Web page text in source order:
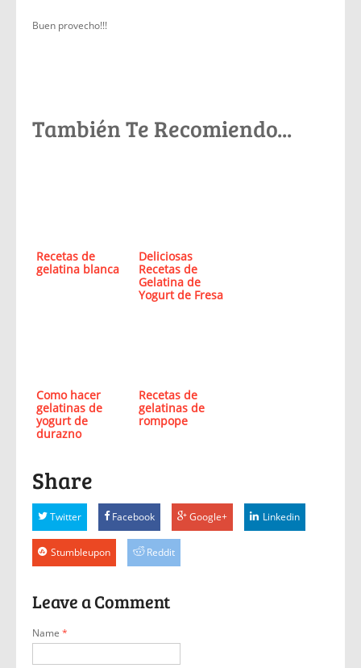
Buen provecho!!!
También Te Recomiendo...
Recetas de
gelatina blanca
Deliciosas
Recetas de
Gelatina de
Yogurt de Fresa
Como hacer
gelatinas de
yogurt de
durazno
Recetas de
gelatinas de
rompope
Share
Twitter Facebook Google+ Linkedin
Stumbleupon Reddit
Leave a Comment
Name *